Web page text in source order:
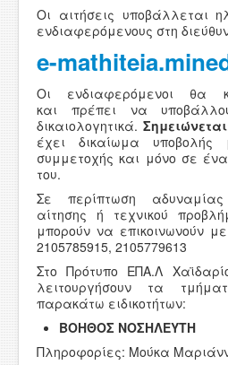
Οι αιτήσεις υποβάλλεται
ενδιαφερόμενους στη
e-
Oι ενδιαφερόμενοι θα
και πρέπει να
δικαιολογητικά. Σημειώνεται
έχει δικαίωμα υποβολής
συμμετοχής και μόνο σε
του.
Σε περίπτωση
αίτησης ή τεχνικού
μπορούν να επικοινωνούν
2105785915, 2105779613
Στο Πρότυπο ΕΠΑ.Λ
λειτουργήσουν τα
παρακάτω ειδικοτήτων:
ΒΟΗΘΟΣ ΝΟΣΗΛΕΥΤΗ
Πληροφορίες: Μούκα